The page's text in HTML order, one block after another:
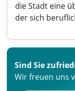
die Stadt eine
der sich
Sind Sie
Wir freuen uns